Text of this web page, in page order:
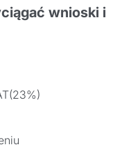
wnioski i